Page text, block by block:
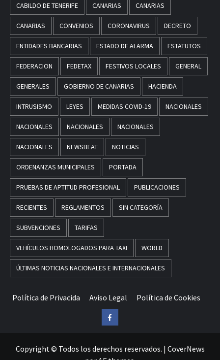
CABILDO DE TENERIFE CANARIAS CANARIAS
CANARIAS CONVENIOS CORONAVIRUS DECRETO
ENTIDADES BANCARIAS ESTADO DE ALARMA ESTATUTOS
FEDERACION FEDETAX FESTIVOS LOCALES GENERAL
GENERALES GOBIERNO DE CANARIAS HACIENDA
INTRUSISMO LEYES MEDIDAS COVID-19 NACIONALES
NACIONALES NACIONALES NACIONALES
NACIONALES NEWSBEAT NOTICIAS
ORDENANZAS MUNICIPALES PORTADA
PRUEBAS DE APTITUD PROFESIONAL PUBLICACIONES
RECIENTES REGLAMENTOS SIN CATEGORÍA
SUBVENCIONES TARIFAS
VEHÍCULOS HOMOLOGADOS PARA TAXI WORLD
ÚLTIMAS NOTICIAS NACIONALES E INTERNACIONALES
Política de Privacida Aviso Legal Política de Cookies
Facebook
Copyright © Todos los derechos reservados. | CoverNews